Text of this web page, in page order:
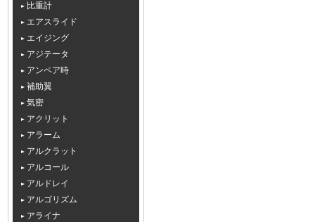
比重計
エアスライド
エイジング
アジテータ
アンペア時
補助翼
気密
アクリット
アラーム
アルクラット
アルコール
アルドレイ
アルゴリズム
アライナ